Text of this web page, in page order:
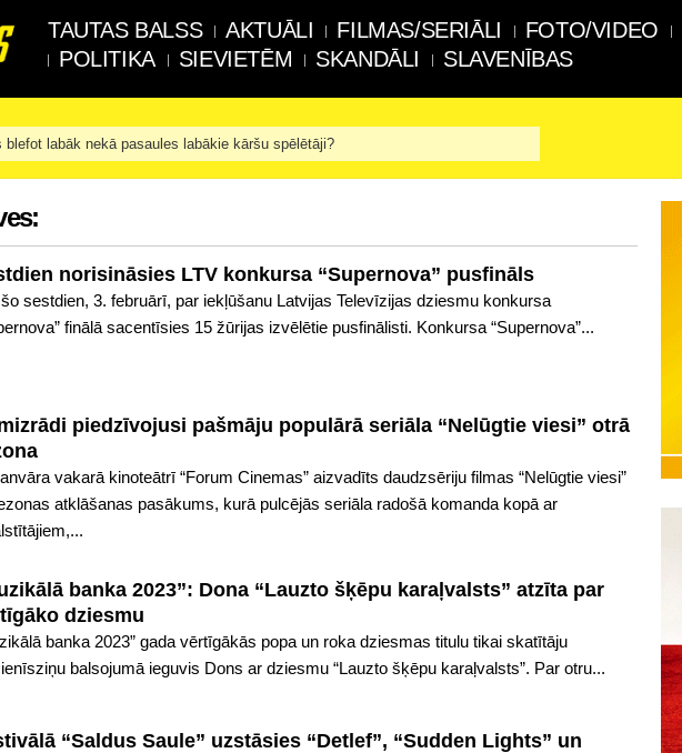
TAUTAS BALSS AKTUĀLI FILMAS/SERIĀLI FOTO/VIDEO
POLITIKA
SIEVIETĒM SKANDĀLI SLAVENĪBAS
labāk nekā pasaules labākie kāršu spēlētāji?
norisināsies LTV konkursa “Supernova” pusfināls
sestdien, 3. februārī, par iekļūšanu Latvijas Televīzijas dziesmu konkursa
finālā sacentīsies 15 žūrijas izvēlētie pusfinālisti. Konkursa “Supernova”...
piedzīvojusi pašmāju populārā seriāla “Nelūgtie viesi” otrā
vakarā kinoteātrī “Forum Cinemas” aizvadīts daudzsēriju filmas “Nelūgtie viesi”
atklāšanas pasākums, kurā pulcējās seriāla radošā komanda kopā ar
banka 2023”: Dona “Lauzto šķēpu karaļvalsts” atzīta par
dziesmu
banka 2023” gada vērtīgākās popa un roka dziesmas titulu tikai skatītāju
balsojumā ieguvis Dons ar dziesmu “Lauzto šķēpu karaļvalsts”. Par otru...
“Saldus Saule” uzstāsies “Detlef”, “Sudden Lights” un